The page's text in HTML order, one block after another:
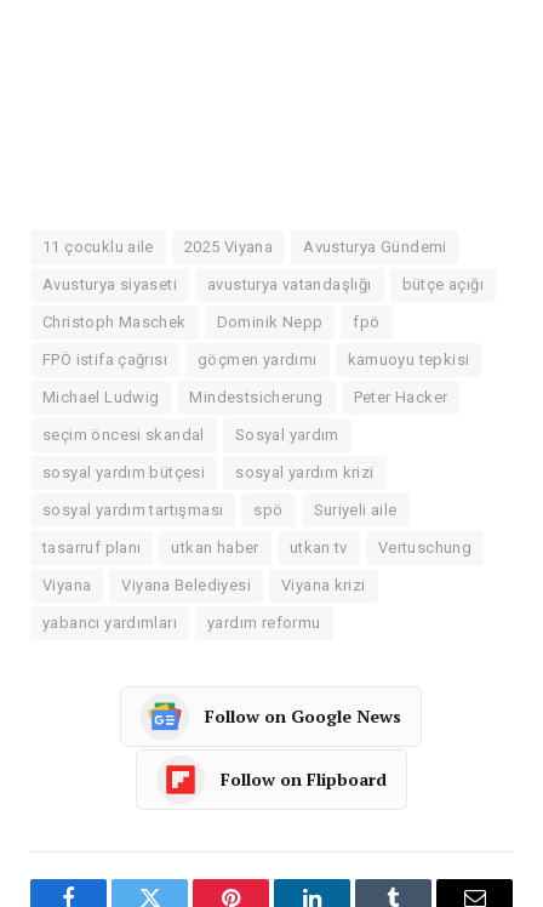
11 çocuklu aile 2025 Viyana Avusturya Gündemi
Avusturya siyaseti avusturya vatandaşlığı bütçe açığı
Christoph Maschek Dominik Nepp fpö
FPÖ istifa çağrısı göçmen yardımı kamuoyu tepkisi
Michael Ludwig Mindestsicherung Peter Hacker
seçim öncesi skandal Sosyal yardım
sosyal yardım bütçesi sosyal yardım krizi
sosyal yardım tartışması spö Suriyeli aile
tasarruf planı utkan haber utkan tv Vertuschung
Viyana Viyana Belediyesi Viyana krizi
yabancı yardımları yardım reformu
Follow on Google News
Follow on Flipboard